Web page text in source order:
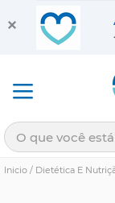
Inicio / Dietética E